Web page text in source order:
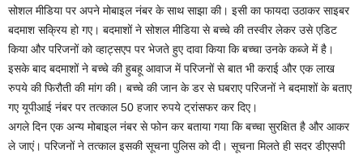
सोशल मीडिया पर अपने मोबाइल नंबर के साथ साझा की। इसी का फायदा उठाकर साइबर
बदमाश सक्रिय हो गए। बदमाशों ने सोशल मीडिया से बच्चे की तस्वीर लेकर उसे एडिट
किया और परिजनों को व्हाट्सएप पर भेजते हुए दावा किया कि बच्चा उनके कब्जे में है।
इसके बाद बदमाशों ने बच्चे की हुबहू आवाज में परिजनों से बात भी कराई और एक लाख
रुपये की फिरौती की मांग की। बच्चे की जान के डर से घबराए परिजनों ने बदमाशों के बताए
गए यूपीआई नंबर पर तत्काल 50 हजार रुपये ट्रांसफर कर दिए।
अगले दिन एक अन्य मोबाइल नंबर से फोन कर बताया गया कि बच्चा सुरक्षित है और आकर
ले जाएं। परिजनों ने तत्काल इसकी सूचना पुलिस को दी। सूचना मिलते ही सदर डीएसपी